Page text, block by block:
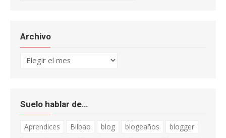
Archivo
Archivo
Suelo hablar de…
Aprendices Bilbao blog blogeaños
blogger